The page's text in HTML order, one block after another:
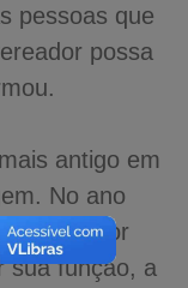
pessoas que
possa
antigo em
No ano
servidor
sua função, a